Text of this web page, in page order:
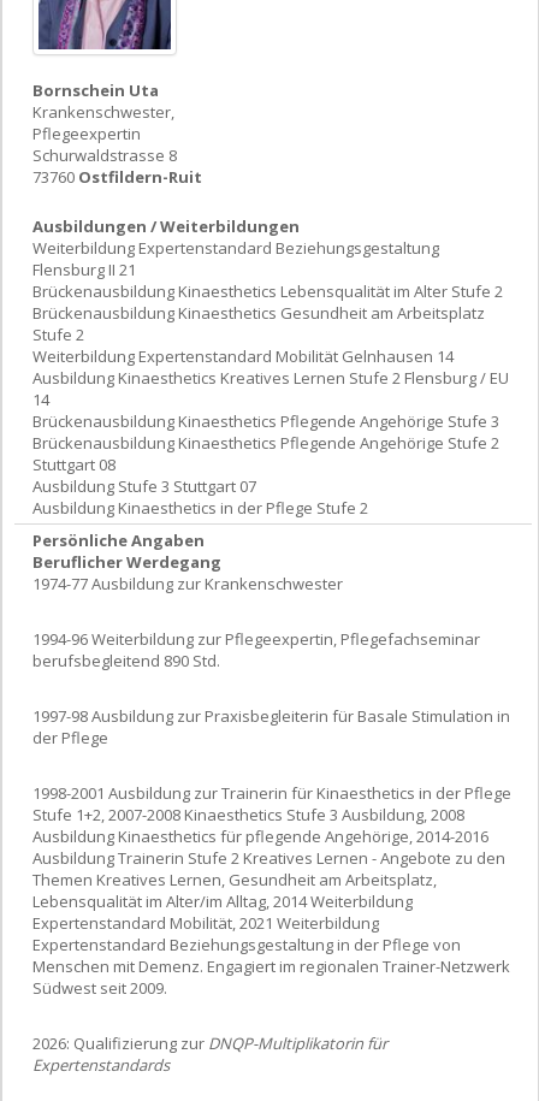
Bornschein Uta
Krankenschwester,
Pflegeexpertin
Schurwaldstrasse 8
73760 Ostfildern-Ruit
Ausbildungen / Weiterbildungen
Weiterbildung Expertenstandard Beziehungsgestaltung
Flensburg II 21
Brückenausbildung Kinaesthetics Lebensqualität im Alter Stufe 2
Brückenausbildung Kinaesthetics Gesundheit am Arbeitsplatz
Stufe 2
Weiterbildung Expertenstandard Mobilität Gelnhausen 14
Ausbildung Kinaesthetics Kreatives Lernen Stufe 2 Flensburg / EU
14
Brückenausbildung Kinaesthetics Pflegende Angehörige Stufe 3
Brückenausbildung Kinaesthetics Pflegende Angehörige Stufe 2
Stuttgart 08
Ausbildung Stufe 3 Stuttgart 07
Ausbildung Kinaesthetics in der Pflege Stufe 2
Persönliche Angaben
Beruflicher Werdegang
1974-77 Ausbildung zur Krankenschwester
1994-96 Weiterbildung zur Pflegeexpertin, Pflegefachseminar
berufsbegleitend 890 Std.
1997-98 Ausbildung zur Praxisbegleiterin für Basale Stimulation in
der Pflege
1998-2001 Ausbildung zur Trainerin für Kinaesthetics in der Pflege
Stufe 1+2, 2007-2008 Kinaesthetics Stufe 3 Ausbildung, 2008
Ausbildung Kinaesthetics für pflegende Angehörige, 2014-2016
Ausbildung Trainerin Stufe 2 Kreatives Lernen - Angebote zu den
Themen Kreatives Lernen, Gesundheit am Arbeitsplatz,
Lebensqualität im Alter/im Alltag, 2014 Weiterbildung
Expertenstandard Mobilität, 2021 Weiterbildung
Expertenstandard Beziehungsgestaltung in der Pflege von
Menschen mit Demenz. Engagiert im regionalen Trainer-Netzwerk
Südwest seit 2009.
2026: Qualifizierung zur DNQP-Multiplikatorin für
Expertenstandards